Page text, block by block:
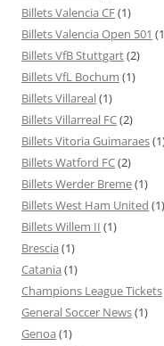
Billets Valencia CF(1)
Billets Valencia Open 501
Billets VfB Stuttgart(2)
Billets VfL Bochum (1)
Billets Villareal(1)
Billets Villarreal FC(2)
Billets Vitoria Guimaraes
Billets Watford FC(2)
Billets Werder Breme(1)
Billets West Ham United (1)
Billets Willem II (1)
Brescia (1)
Catania (1)
Champions League Tickets
General Soccer News(1)
Genoa (1)